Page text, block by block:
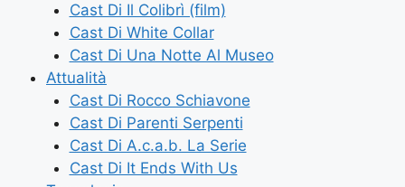
Cast Di Il Colibrì (film)
Cast Di White Collar
Cast Di Una Notte Al Museo
Attualità
Cast Di Rocco Schiavone
Cast Di Parenti Serpenti
Cast Di A.c.a.b. La Serie
Cast Di It Ends With Us